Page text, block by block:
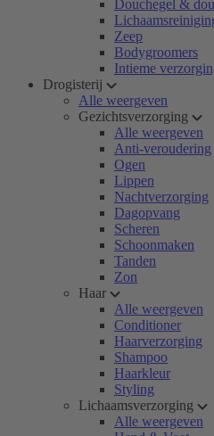
Douchegel &
Zeep
Bodygroomers
Intieme
Drogisterij
Alle weergeven
Gezichtsverzorging
Alle weergeven
Anti-veroudering
Ogen
Lippen
Nachtverzorging
Dagopvang
Scheren
Schoonmaken
Tanden
Zon
Haar
Alle weergeven
Conditioner
Haarverzorging
Shampoo
Haarkleur
Styling
Lichaamsverzorging
Alle weergeven